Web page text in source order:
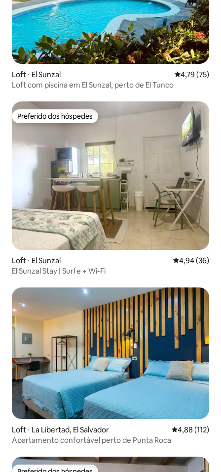
Loft ⋅ El Sunzal 4,79 de uma
4,79 (75)
Loft com piscina em El Sunzal, perto de El Tunco
Preferido dos hóspedes
Preferido dos hóspedes
Loft ⋅ El Sunzal 4,94 de uma
4,94 (36)
El Sunzal Stay | Surfe + Wi-Fi
Loft ⋅ La Libertad, El Salvador 4,88 de uma
4,88 (112)
Apartamento confortável perto de Punta Roca